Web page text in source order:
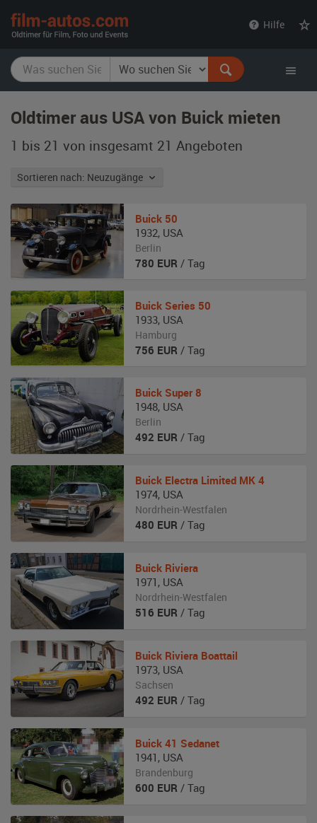
Hilfe
Oldtimer aus USA von Buick mieten
1 bis 21 von insgesamt 21 Angeboten
Sortieren nach: Neuzugänge
Buick 50
1932, USA
Berlin
780 EUR / Tag
Buick Series 50
1933, USA
Hamburg
756 EUR / Tag
Buick Super 8
1948, USA
Berlin
492 EUR / Tag
Buick Electra Limited MK 4
1974, USA
Nordrhein-Westfalen
480 EUR / Tag
Buick Riviera
1971 , USA
Nordrhein-Westfalen
516 EUR / Tag
Buick Riviera Boattail
1973, USA
Sachsen
492 EUR / Tag
Buick 41 Sedanet
1941 , USA
Brandenburg
600 EUR / Tag